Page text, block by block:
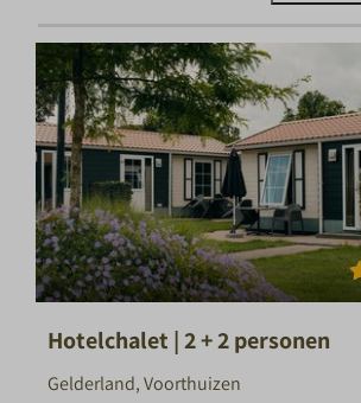
Hotelchalet | 2 + 2 personen
Gelderland, Voorthuizen